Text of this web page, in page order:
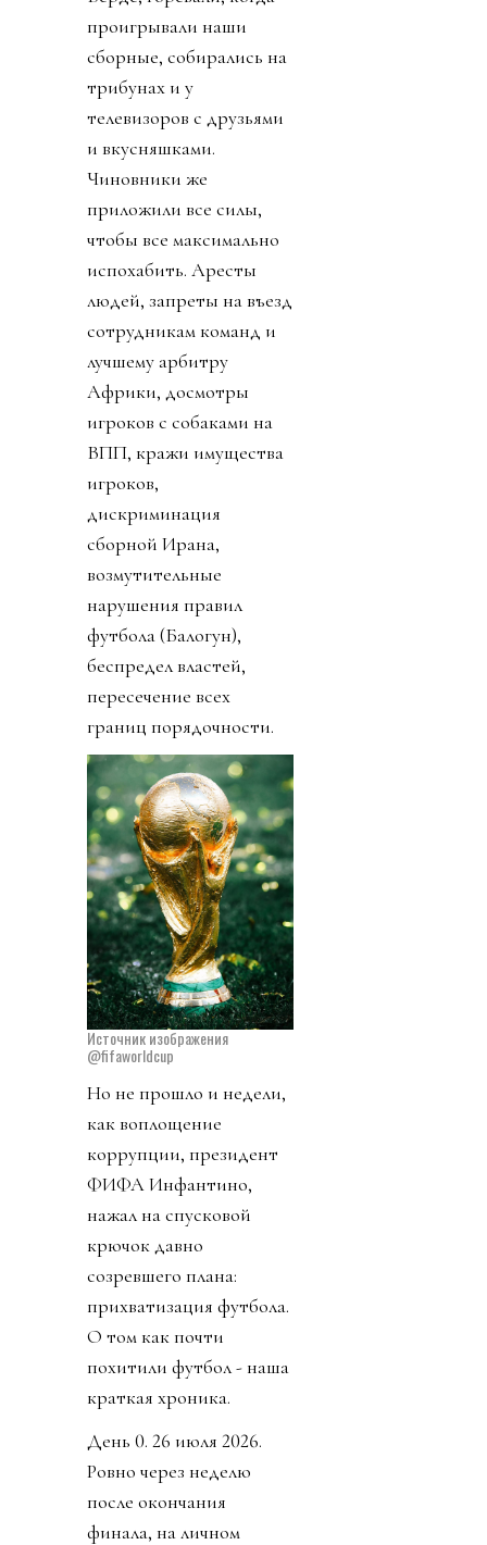
проигрывали наши
сборные, собирались на
трибунах и у
телевизоров с друзьями
и вкусняшками.
Чиновники же
приложили все силы,
чтобы все максимально
испохабить. Аресты
людей, запреты на въезд
сотрудникам команд и
лучшему арбитру
Африки, досмотры
игроков с собаками на
ВПП, кражи имущества
игроков,
дискриминация
сборной Ирана,
возмутительные
нарушения правил
футбола (Балогун),
беспредел властей,
пересечение всех
границ порядочности.
Источник изображения
@fifaworldcup
Но не прошло и недели,
как воплощение
коррупции, президент
ФИФА Инфантино,
нажал на спусковой
крючок давно
созревшего плана:
прихватизация футбола.
О том как почти
похитили футбол - наша
краткая хроника.
День 0. 26 июля 2026.
Ровно через неделю
после окончания
финала, на личном